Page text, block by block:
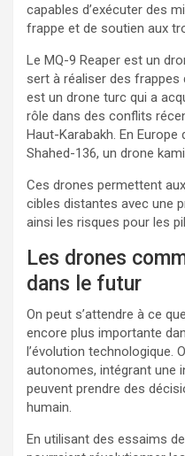
capables d’exécuter des
frappe et de soutien aux
Le MQ-9 Reaper est un
sert à réaliser des frappes
est un drone turc qui a
rôle dans des conflits
Haut-Karabakh. En Europe
Shahed-136, un drone
Ces drones permettent
cibles distantes avec une
ainsi les risques pour les
Les drones
dans le futur
On peut s’attendre à ce
encore plus importante
l’évolution technologique.
autonomes, intégrant une
peuvent prendre des
humain.
En utilisant des essaims